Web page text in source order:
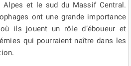
Alpes et le sud du Massif Central.
ont une grande importance
ils jouent un rôle d’éboueur et
qui pourraient naître dans les
décomposition.